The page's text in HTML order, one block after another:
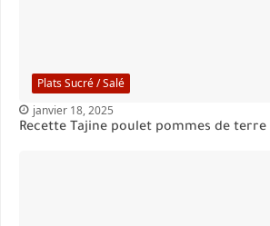
Plats Sucré / Salé
janvier 18, 2025
Recette Tajine poulet pommes de terre